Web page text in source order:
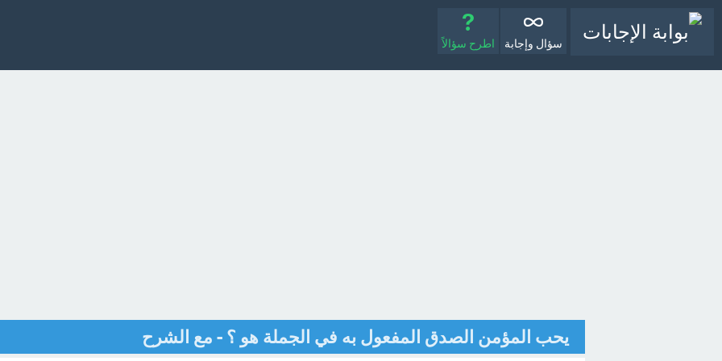
سؤال وإجابة اطرح سؤالاً
يحب المؤمن الصدق المفعول به في الجملة هو ؟ - مع الشرح